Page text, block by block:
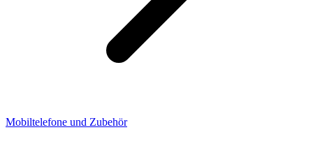
Mobiltelefone und Zubehör